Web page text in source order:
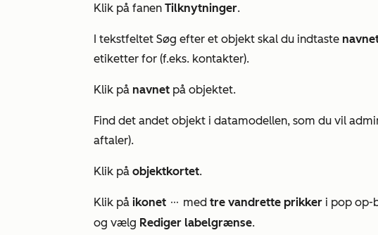
Klik på fanen Tilknytninger.
I tekstfeltet Søg efter et objekt skal du indtaste
etiketter for (f.eks. kontakter).
Klik på navnet på objektet.
Find det andet objekt i datamodellen, som du vil
aftaler).
Klik på objektkortet.
Klik på ikonet ellipsesIcon med tre vandrette prikker i pop op-
og vælg Rediger labelgrænse.